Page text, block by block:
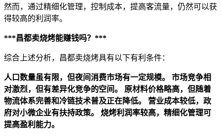
然而，通过精细化管理，控制成本，提高客流量，仍然可以获
得较高的利润率。
***昌都卖烧烤能赚钱吗？***
综合上述分析，昌都卖烧烤具有以下有利条件：
人口数量虽有限，但夜间消费市场有一定规模。
市场竞争相
对激烈，但有差异化竞争的空间。
原材料价格略高，但随着
物流体系完善和冷链技术普及正在降低。
营业成本较低，政
府对小微企业有扶持政策。
烧烤利润率较高，精细化管理可
提高盈利能力。